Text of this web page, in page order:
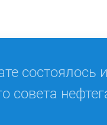
состоялось
совета